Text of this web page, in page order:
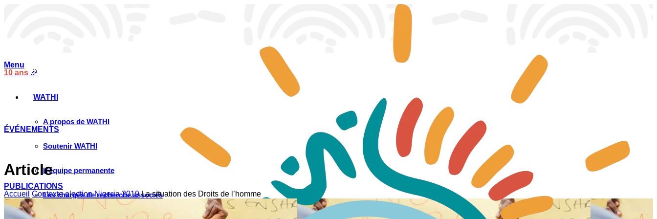
10 ans 🎉
ÉVÉNEMENTS
PUBLICATIONS
Menu
WATHI
A propos de WATHI
Soutenir WATHI
L’équipe permanente
Les chargés de recherche associés
Article
Accueil Contexte election Nigeria 2019 La situation des Droits de l’homme